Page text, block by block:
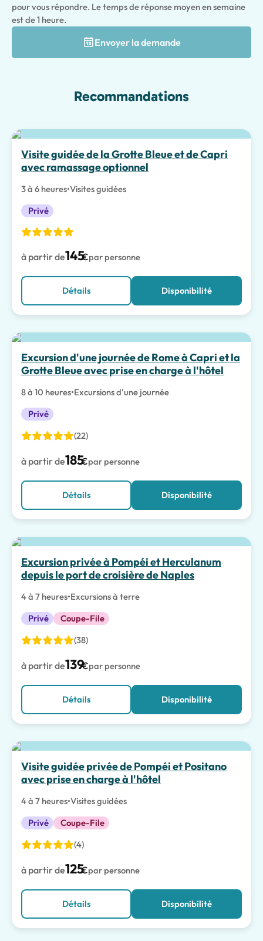
pour vous répondre. Le temps de réponse moyen en semaine
est de 1 heure.
Envoyer la demande
Recommandations
Meilleur choix
Visite guidée de la Grotte Bleue et de Capri
avec ramassage optionnel
3 à 6 heures•Visites guidées
Privé
à partir de145€par personne
Détails Disponibilité
Excursion d'une journée de Rome à Capri et la
Grotte Bleue avec prise en charge à l'hôtel
8 à 10 heures•Excursions d'une journée
Privé
(22)
à partir de185€par personne
Détails Disponibilité
Excursion privée à Pompéi et Herculanum
depuis le port de croisière de Naples
4 à 7 heures•Excursions à terre
Privé
Coupe-File
(38)
à partir de139€par personne
Détails Disponibilité
Meilleur choix
Visite guidée privée de Pompéi et Positano
avec prise en charge à l'hôtel
4 à 7 heures•Visites guidées
Privé
Coupe-File
(4)
à partir de125€par personne
Détails Disponibilité